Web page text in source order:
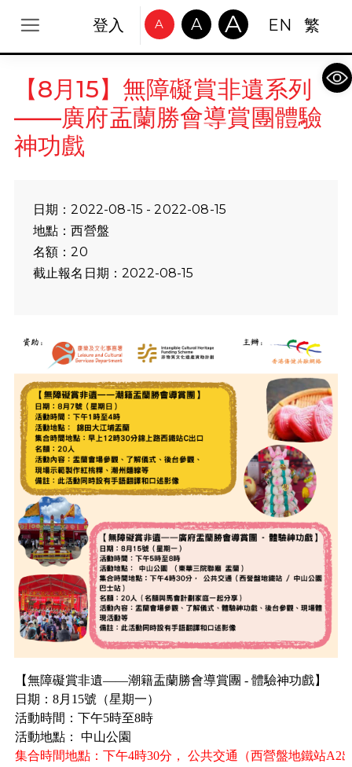
登入 A A A EN 繁
【8月15】無障礙賞非遺系列
——廣府盂蘭勝會導賞團體驗
神功戲
日期：2022-08-15 - 2022-08-15
地點：西營盤
名額：20
截止報名日期：2022-08-15
【無障礙賞非遺——潮籍盂蘭勝會導賞團 - 體驗神功戲】
日期：8月15號（星期一）
活動時間：下午5時至8時
活動地點： 中山公園
集合時間地點：下午4時30分， 公共交通（西營盤地鐵站A2